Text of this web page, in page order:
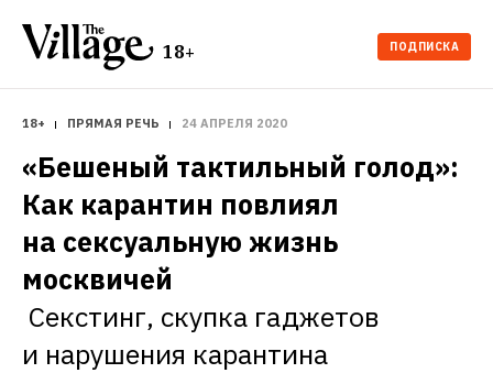
18+ ПОДПИСКА
18+ ПРЯМАЯ РЕЧЬ 24 АПРЕЛЯ 2020
«Бешеный тактильный голод»:
Как карантин повлиял
на сексуальную жизнь
Секстинг, скупка гаджетов
и нарушения карантина